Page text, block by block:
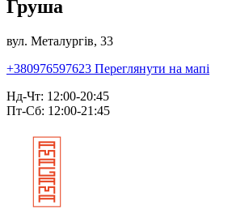
Груша
вул. Металургів, 33
+380976597623 Переглянути на мапі
Нд-Чт: 12:00-20:45
Пт-Сб: 12:00-21:45